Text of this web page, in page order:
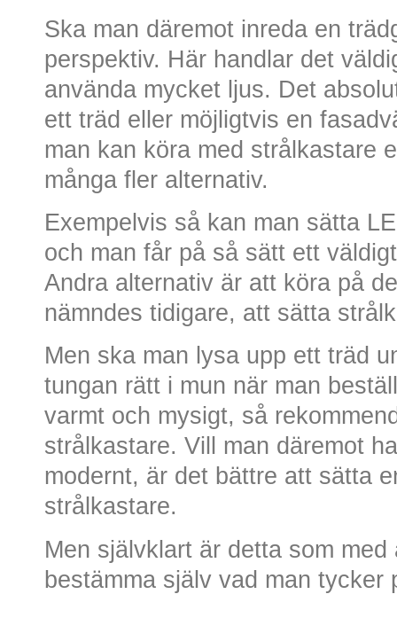
Ska man däremot inreda en
perspektiv. Här handlar det
använda mycket ljus. Det
ett träd eller möjligtvis en
man kan köra med strålkastare
många fler alternativ.
Exempelvis så kan man sätta
och man får på så sätt ett
Andra alternativ är att köra på
nämndes tidigare, att sätta
Men ska man lysa upp ett träd
tungan rätt i mun när man
varmt och mysigt, så
strålkastare. Vill man däremot
modernt, är det bättre att sätta
strålkastare.
Men självklart är detta som
bestämma själv vad man tycker